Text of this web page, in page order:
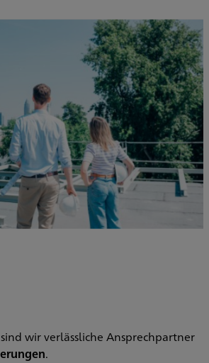
wir verlässliche Ansprechpartner
.